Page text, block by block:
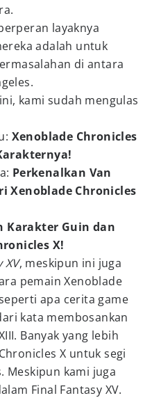
layaknya
adalah untuk
di antara
kami sudah mengulas
Xenoblade Chronicles
Perkenalkan Van
Xenoblade Chronicles
Karakter Guin dan
X!
XV, meskipun ini juga
pemain Xenoblade
apa cerita game
kata membosankan
Banyak yang lebih
X untuk segi
Meskipun kami juga
Final Fantasy XV.